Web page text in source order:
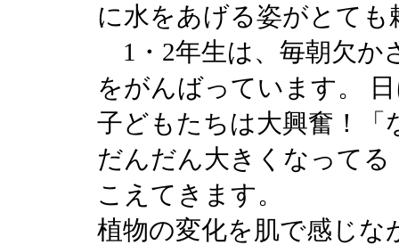
に水をあげる姿がとても
1・2年生は、毎朝欠か
をがんばっています。
子どもたちは大興奮！
だんだん大きくなって
こえてきます。
植物の変化を肌で感じな